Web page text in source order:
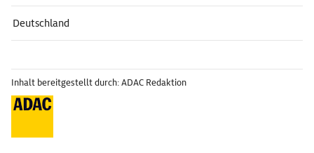
Deutschland
Inhalt bereitgestellt durch: ADAC Redaktion